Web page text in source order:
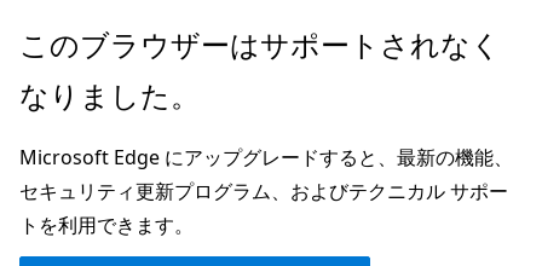
メ
ン
ン
テ
ン
ペ
ジ
ナ
ビ
ゲ
このブラウザーはサポートされなく
なりました。
Microsoft Edge にアップグレードすると、最新の機能、
セキュリティ更新プログラム、およびテクニカル サポー
トを利用できます。